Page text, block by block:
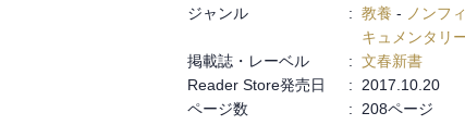
ジャンル : 教養 - ノンフ
キュメンタリ
掲載誌・レーベル : 文春新書
Reader Store発売日
: 2017.10.20
ページ数
: 208ページ